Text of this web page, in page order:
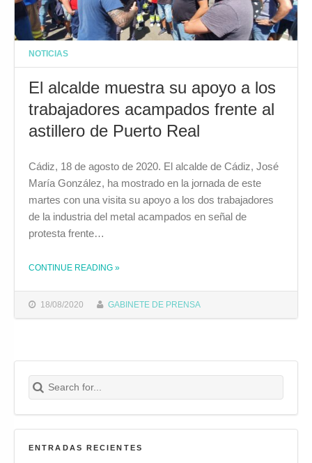
NOTICIAS
El alcalde muestra su apoyo a los
trabajadores acampados frente al
astillero de Puerto Real
18/08/2020 GABINETE DE PRENSA
Cádiz, 18 de agosto de 2020. El alcalde de Cádiz, José
María González, ha mostrado en la jornada de este
martes con una visita su apoyo a los dos trabajadores
de la industria del metal acampados en señal de
protesta frente…
CONTINUE READING THE "EL ALCALDE MUESTRA SU APOYO A LOS TRABAJADORES ACAMPADOS FRENTE AL ASTILLERO DE PUERTO REAL"
»
Search for:
Buscar
ENTRADAS RECIENTES